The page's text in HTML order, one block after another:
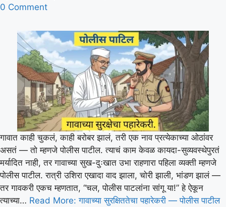
0 Comment
गावात काही चुकलं, काही बरोबर झालं, तरी एक नाव प्रत्येकाच्या ओठांवर
असतं — तो म्हणजे पोलीस पाटील. त्याचं काम केवळ कायदा-सुव्यवस्थेपुरतं
मर्यादित नाही, तर गावाच्या सुख-दुःखात उभा राहणारा पहिला व्यक्ती म्हणजे
पोलीस पाटील. रात्री उशिरा एखादा वाद झाला, चोरी झाली, भांडण झालं —
तर गावकरी एकच म्हणतात, “चल, पोलीस पाटलांना सांगू या!” हे ऐकून
त्याच्या… Read More: गावाच्या सुरक्षिततेचा पहारेकरी — पोलीस पाटील